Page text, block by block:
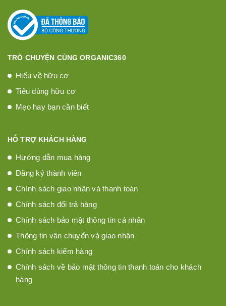
TRÒ CHUYỆN CÙNG ORGANIC360
Hiểu về hữu cơ
Tiêu dùng hữu cơ
Mẹo hay bạn cần biết
HỖ TRỢ KHÁCH HÀNG
Hướng dẫn mua hàng
Đăng ký thành viên
Chính sách giao nhận và thanh toán
Chính sách đổi trả hàng
Chính sách bảo mật thông tin cá nhân
Thông tin vận chuyển và giao nhận
Chính sách kiểm hàng
Chính sách về bảo mật thông tin thanh toán cho khách
hàng